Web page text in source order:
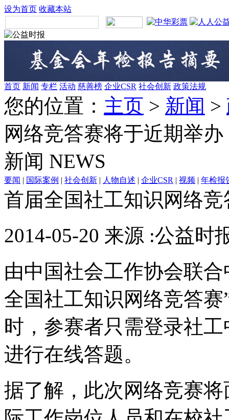
设为首页 收藏本站
首页 新闻 专栏 活动 慈善榜 企业CSR 社会创新 政策法规
您的位置： 主页 > 新闻 >
网络竞答赛将于近期举办
新闻 NEWS
要闻 | 国际案例 | 社会创新 | 人物自述 | 企业CSR | 视频 | 年检报
首届全国社工知识网络
2014-05-20 来源 :公益时
由中国社会工作协会联
全国社工知识网络竞答
时，参赛者只需登录社
进行在线答题。
据了解，此次网络竞赛